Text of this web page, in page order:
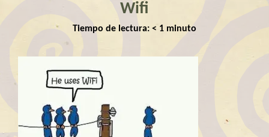
Wifi
Tiempo de lectura: < 1 minuto